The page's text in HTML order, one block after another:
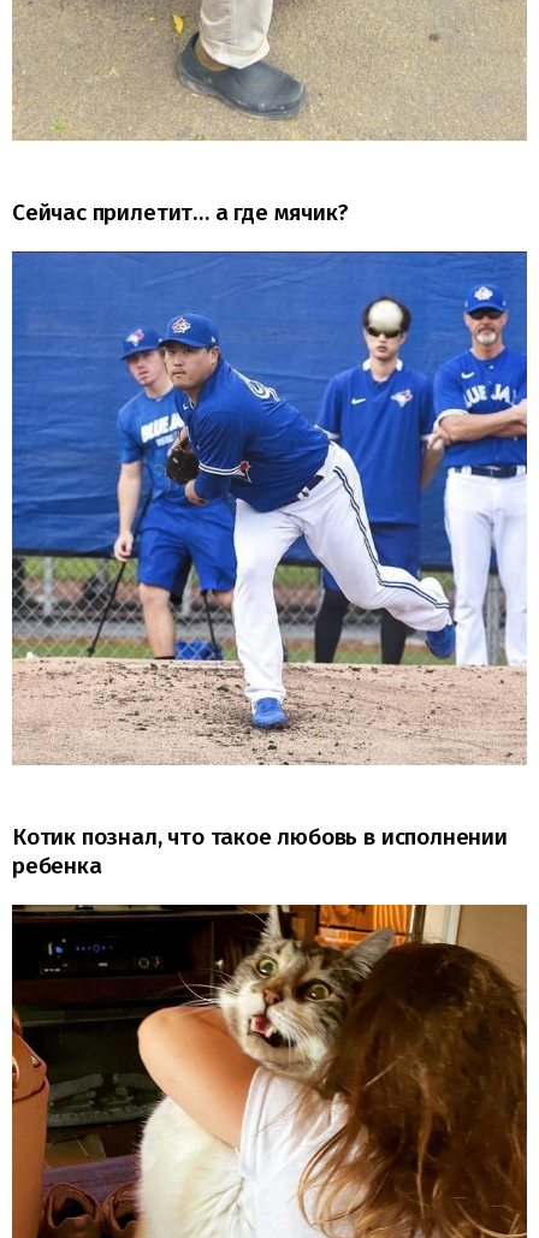
Сейчас прилетит… а где мячик?
Котик познал, что такое любовь в исполнении
ребенка